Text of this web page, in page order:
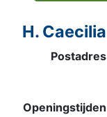
H. Caecilia
Postadres
Openingstijden